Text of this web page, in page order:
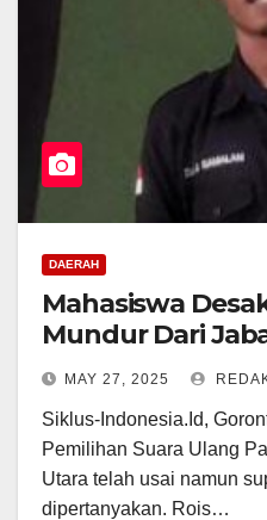
DAERAH
Mahasiswa
Mundur Dari
MAY 27, 2025
Siklus-Indonesia.Id,
Pemilihan Suara Ulang
Utara telah usai namun
dipertanyakan. Rois…